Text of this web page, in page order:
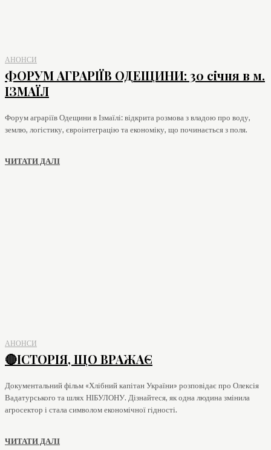
АНОНСИ
ФОРУМ АГРАРІЇВ ОДЕЩИНИ: 30 січня в м.
ІЗМАЇЛ
Форум аграріїв Одещини в Ізмаїлі: відкрита розмова з владою про воду,
землю, логістику, євроінтеграцію та економіку, що починається з поля.
ЧИТАТИ ДАЛІ
АНОНСИ
🔴ІСТОРІЯ, ЩО ВРАЖАЄ
Документальний фільм «Хлібний капітан України» розповідає про Олексія
Вадатурського та шлях НІБУЛОНУ. Дізнайтеся, як одна людина змінила
агросектор і стала символом економічної гідності.
ЧИТАТИ ДАЛІ